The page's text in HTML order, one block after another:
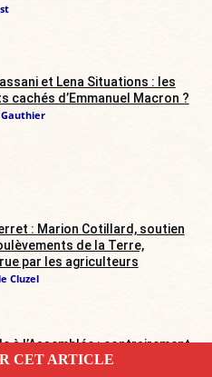
et Lena Situations : les
cachés d’Emmanuel Macron ?
: Marion Cotillard, soutien
de la Terre,
par les agriculteurs
Cluzel
à l’Assemblée : contrairement
Assa Traoré ne sera
CET ARTICLE